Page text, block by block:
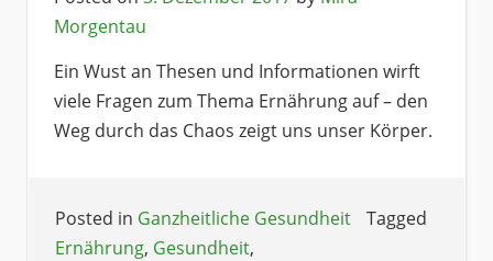
Morgentau
Ein Wust an Thesen und Informationen wirft
viele Fragen zum Thema Ernährung auf – den
Weg durch das Chaos zeigt uns unser Körper.
Posted in Ganzheitliche Gesundheit
Tagged
Ernährung, Gesundheit,